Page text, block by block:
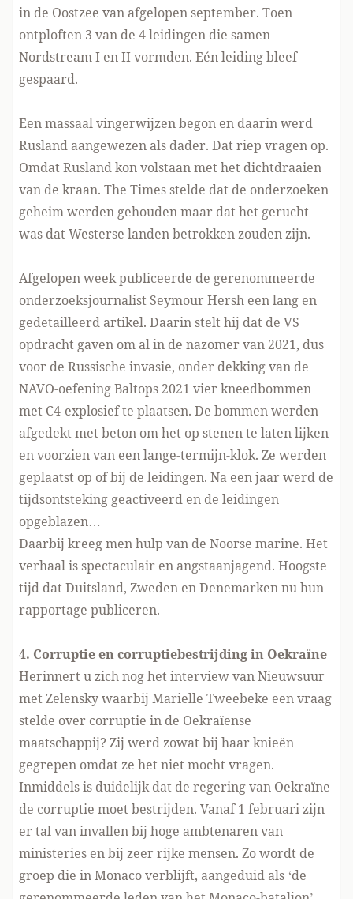
in de Oostzee van afgelopen september. Toen
ontploften 3 van de 4 leidingen die samen
Nordstream I en II vormden. Eén leiding bleef
gespaard.
Een massaal vingerwijzen begon en daarin werd
Rusland aangewezen als dader. Dat riep vragen op.
Omdat Rusland kon volstaan met het dichtdraaien
van de kraan. The Times stelde dat de onderzoeken
geheim werden gehouden maar dat het gerucht
was dat Westerse landen betrokken zouden zijn.
Afgelopen week publiceerde de gerenommeerde
onderzoeksjournalist Seymour Hersh een lang en
gedetailleerd artikel. Daarin stelt hij dat de VS
opdracht gaven om al in de nazomer van 2021, dus
voor de Russische invasie, onder dekking van de
NAVO-oefening Baltops 2021 vier kneedbommen
met C4-explosief te plaatsen. De bommen werden
afgedekt met beton om het op stenen te laten lijken
en voorzien van een lange-termijn-klok. Ze werden
geplaatst op of bij de leidingen. Na een jaar werd de
tijdsontsteking geactiveerd en de leidingen
opgeblazen…
Daarbij kreeg men hulp van de Noorse marine. Het
verhaal is spectaculair en angstaanjagend. Hoogste
tijd dat Duitsland, Zweden en Denemarken nu hun
rapportage publiceren.
4. Corruptie en corruptiebestrijding in Oekraïne
Herinnert u zich noghet interview van Nieuwsuur
met Zelenskywaarbij Marielle Tweebeke een vraag
stelde over corruptie in de Oekraïense
maatschappij? Zij werd zowat bij haar knieën
gegrepen omdat ze het niet mocht vragen.
Inmiddels is duidelijk dat de regering van Oekraïne
de corruptie moet bestrijden. Vanaf 1 februari zijn
er tal vaninvallen bij hoge ambtenarenvan
ministeries en bij zeer rijke mensen. Zo wordt de
groep die in Monaco verblijft, aangeduid als ‘de